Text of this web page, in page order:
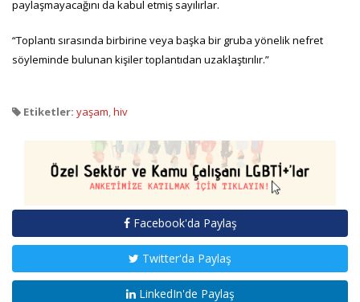
paylaşmayacağını da kabul etmiş sayılırlar.
“Toplantı sırasında birbirine veya başka bir gruba yönelik nefret
söyleminde bulunan kişiler toplantıdan uzaklaştırılır.”
Etiketler: yaşam,hiv
Facebook'da Paylaş
Twitter'da Paylaş
LinkedIn'de Paylaş